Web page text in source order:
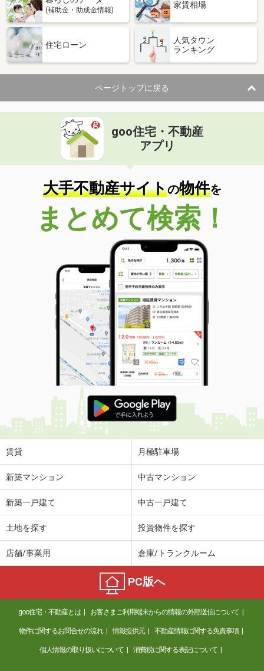
(補助金・助成金情報)
家賃相場
住宅ローン
人気タウン
ランキング
ページトップに戻る
goo住宅・不動産
アプリ
大手不動産サイトの物件を
まとめて検索！
賃貸 月極駐車場
新築マンション 中古マンション
新築一戸建て 中古一戸建て
土地を探す 投資物件を探す
店舗/事業用 倉庫/トランクルーム
PC版へ
goo住宅・不動産とは お客さまご利用端末からの情報の外部送信について
物件に関するお問合せの流れ 情報提供元 不動産情報に関する免責事項
個人情報の取り扱いについて 消費税に関する表記について